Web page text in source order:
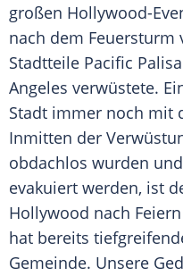
großen Hollywood-
nach dem
Stadtteile Pacific
Angeles verwüstete.
Stadt immer noch mit
Inmitten der
obdachlos wurden
evakuiert werden, ist
Hollywood nach
hat bereits
Gemeinde. Unsere